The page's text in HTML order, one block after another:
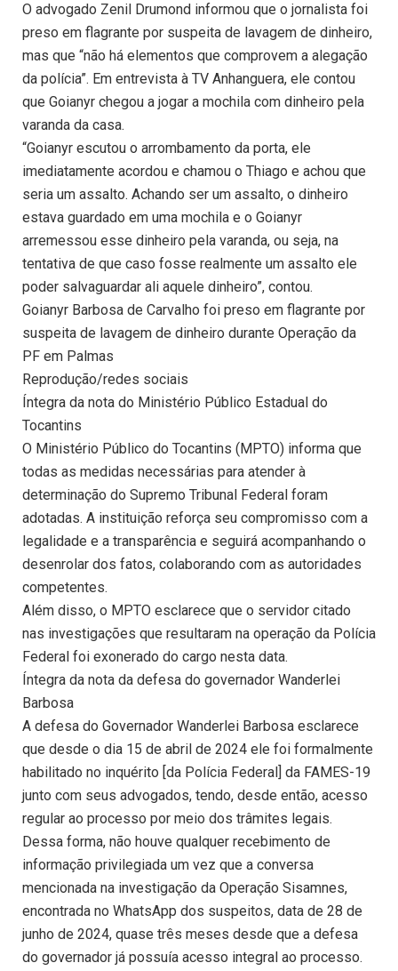
O advogado Zenil Drumond informou que o jornalista foi
preso em flagrante por suspeita de lavagem de dinheiro,
mas que “não há elementos que comprovem a alegação
da polícia”. Em entrevista à TV Anhanguera, ele contou
que Goianyr chegou a jogar a mochila com dinheiro pela
varanda da casa.
“Goianyr escutou o arrombamento da porta, ele
imediatamente acordou e chamou o Thiago e achou que
seria um assalto. Achando ser um assalto, o dinheiro
estava guardado em uma mochila e o Goianyr
arremessou esse dinheiro pela varanda, ou seja, na
tentativa de que caso fosse realmente um assalto ele
poder salvaguardar ali aquele dinheiro”, contou.
Goianyr Barbosa de Carvalho foi preso em flagrante por
suspeita de lavagem de dinheiro durante Operação da
PF em Palmas
Reprodução/redes sociais
Íntegra da nota do Ministério Público Estadual do
Tocantins
O Ministério Público do Tocantins (MPTO) informa que
todas as medidas necessárias para atender à
determinação do Supremo Tribunal Federal foram
adotadas. A instituição reforça seu compromisso com a
legalidade e a transparência e seguirá acompanhando o
desenrolar dos fatos, colaborando com as autoridades
competentes.
Além disso, o MPTO esclarece que o servidor citado
nas investigações que resultaram na operação da Polícia
Federal foi exonerado do cargo nesta data.
Íntegra da nota da defesa do governador Wanderlei
Barbosa
A defesa do Governador Wanderlei Barbosa esclarece
que desde o dia 15 de abril de 2024 ele foi formalmente
habilitado no inquérito [da Polícia Federal] da FAMES-19
junto com seus advogados, tendo, desde então, acesso
regular ao processo por meio dos trâmites legais.
Dessa forma, não houve qualquer recebimento de
informação privilegiada um vez que a conversa
mencionada na investigação da Operação Sisamnes,
encontrada no WhatsApp dos suspeitos, data de 28 de
junho de 2024, quase três meses desde que a defesa
do governador já possuía acesso integral ao processo.